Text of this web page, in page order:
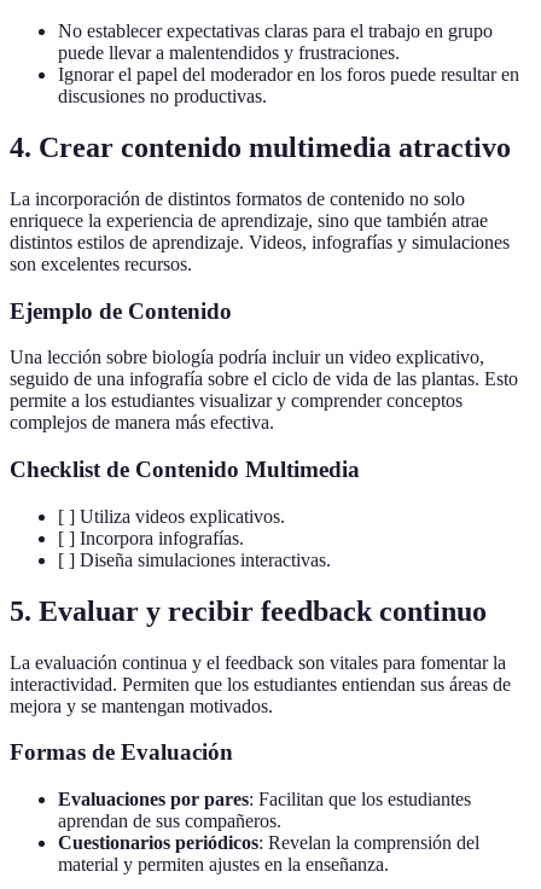
No establecer expectativas claras para el trabajo en grupo
puede llevar a malentendidos y frustraciones.
Ignorar el papel del moderador en los foros puede resultar en
discusiones no productivas.
4. Crear contenido multimedia atractivo
La incorporación de distintos formatos de contenido no solo
enriquece la experiencia de aprendizaje, sino que también atrae
distintos estilos de aprendizaje. Videos, infografías y simulaciones
son excelentes recursos.
Ejemplo de Contenido
Una lección sobre biología podría incluir un video explicativo,
seguido de una infografía sobre el ciclo de vida de las plantas. Esto
permite a los estudiantes visualizar y comprender conceptos
complejos de manera más efectiva.
Checklist de Contenido Multimedia
[ ] Utiliza videos explicativos.
[ ] Incorpora infografías.
[ ] Diseña simulaciones interactivas.
5. Evaluar y recibir feedback continuo
La evaluación continua y el feedback son vitales para fomentar la
interactividad. Permiten que los estudiantes entiendan sus áreas de
mejora y se mantengan motivados.
Formas de Evaluación
Evaluaciones por pares: Facilitan que los estudiantes
aprendan de sus compañeros.
Cuestionarios periódicos: Revelan la comprensión del
material y permiten ajustes en la enseñanza.